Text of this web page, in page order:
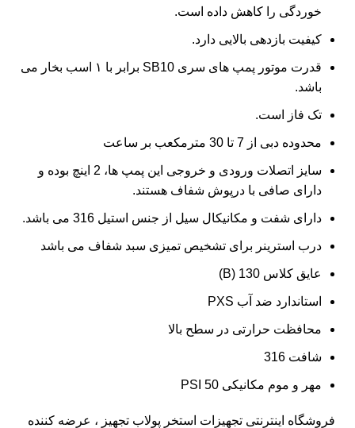
خوردگی را کاهش داده است.
کیفیت بازدهی بالایی دارد.
قدرت موتور پمپ های سری SB10 برابر با ۱ اسب بخار می
باشد.
تک فاز است.
محدوده دبی از 7 تا 30 مترمکعب بر ساعت
سایز اتصلات ورودی و خروجی این پمپ ها، 2 اینچ بوده و
دارای صافی با درپوش شفاف هستند.
دارای شفت و مکانیکال سیل از جنس استیل 316 می باشد.
درب استرینر برای تشخیص تمیزی سبد شفاف می باشد
عایق کلاس 130 (B)
استاندارد ضد آب PXS
محافظت حرارتی در سطح بالا
شافت 316
مهر و موم مکانیکی 50 PSI
فروشگاه اینترنتی تجهیزات استخر پولاب تجهیز ، عرضه کننده